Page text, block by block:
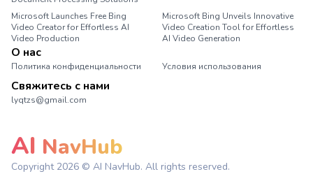
Microsoft Launches Free Bing
Video Creator for Effortless AI
Video Production
Microsoft Bing Unveils Innovative
Video Creation Tool for Effortless
AI Video Generation
О нас
Политика конфиденциальности Условия использования
Свяжитесь с нами
lyqtzs@gmail.com
AI NavHub
Copyright 2026 © AI NavHub. All rights reserved.